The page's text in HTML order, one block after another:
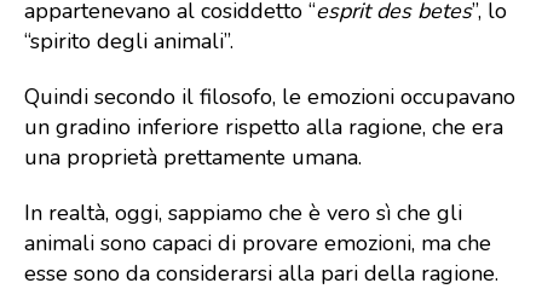
appartenevano al cosiddetto “esprit des betes”, lo
“spirito degli animali”.
Quindi secondo il filosofo, le emozioni occupavano
un gradino inferiore rispetto alla ragione, che era
una proprietà prettamente umana.
In realtà, oggi, sappiamo che è vero sì che gli
animali sono capaci di provare emozioni, ma che
esse sono da considerarsi alla pari della ragione.